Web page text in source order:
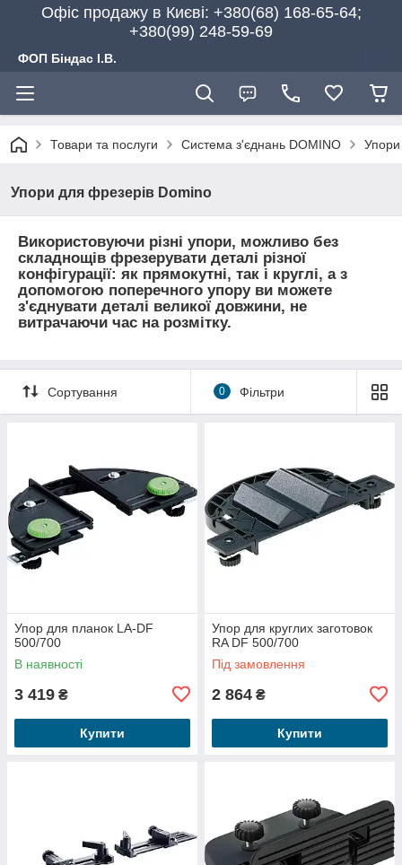
Офіс продажу в Києві: +380(68) 168-65-64;
+380(99) 248-59-69
ФОП Біндас І.В.
Товари та послуги Система з'єднань DOMINO
Упори для фрезерів Domino
Використовуючи різні упори, можливо без
складнощів фрезерувати деталі різної
конфігурації: як прямокутні, так і круглі, а з
допомогою поперечного упору ви можете
з'єднувати деталі великої довжини, не
витрачаючи час на розмітку.
Сортування 0 Фільтри
Упор для планок LA-DF
500/700
В наявності
3 419 ₴
Купити
Упор для круглих заготовок
RA DF 500/700
Під замовлення
2 864 ₴
Купити